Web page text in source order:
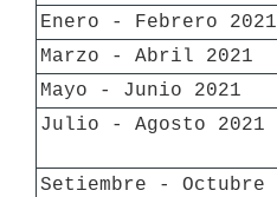
Enero - Febrero 2021
Marzo - Abril 2021
Mayo - Junio 2021
Julio - Agosto 2021
Setiembre - Octubre